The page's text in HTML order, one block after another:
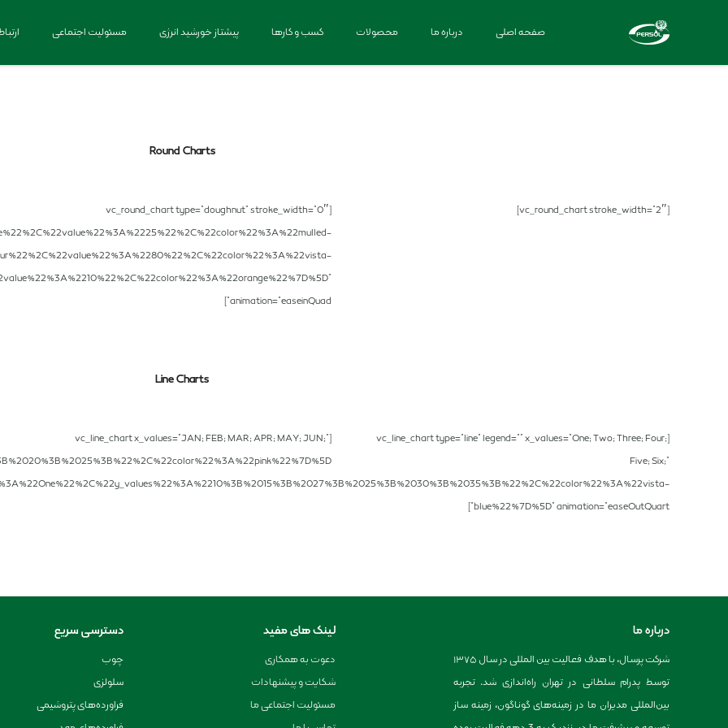
صفحه اصلی درباره ما محصولات کسب و کارها پیشتاز خورشید انرژی مسئولیت اجتماعی
Round Charts
[vc_round_chart stroke_width=”2″]
[vc_round_chart type=”doughnut” stroke_width=”0″
animation=”easeinQuad”]
Line Charts
[vc_line_chart type=”line” legend=”” x_values=”One; Two; Three; Four;
Five; Six;”
blue%22%7D%5D” animation=”easeOutQuart”]
[vc_line_chart x_values=”JAN; FEB; MAR; APR; MAY; JUN;”
درباره ما
شرکت پرسال، با هدف فعالیت بین المللی در سال ۱۳۷۵
توسط پدرام سلطانی در تهران راه‌اندازی شد. تجربه
بین‌المللی مدیران ما در زمینه‌های گوناگون، زمینه ساز
لینک های مفید
دعوت به همکاری
شکایت و پیشنهادات
مسئولیت اجتماعی ما
دسترسی سریع
چوب
سلولزی
فراورده‌های پتروشیمی